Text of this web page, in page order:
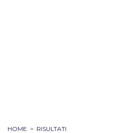
HOME > RISULTATI